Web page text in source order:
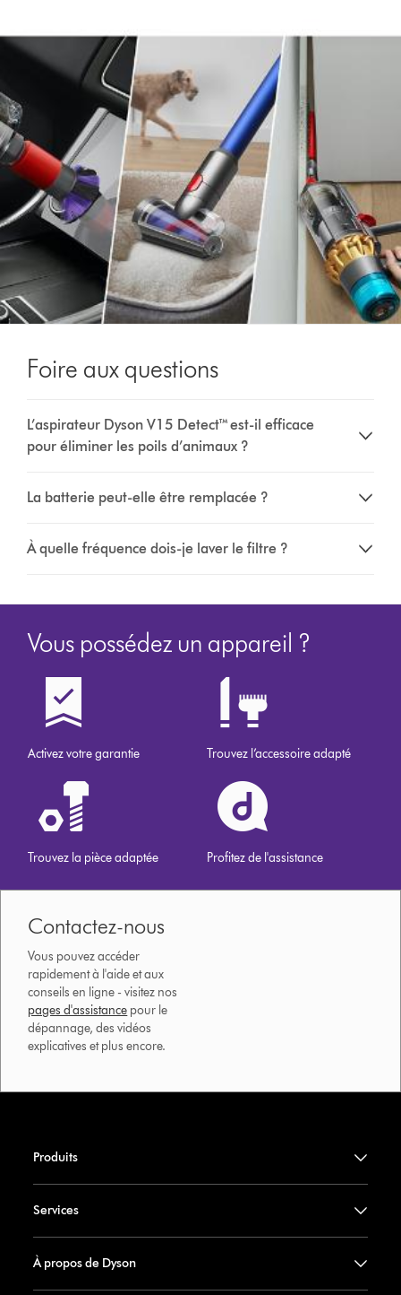
Foire aux questions
L’aspirateur Dyson V15 Detect™ est-il efficace
pour éliminer les poils d’animaux ?
La batterie peut-elle être remplacée ?
À quelle fréquence dois-je laver le filtre ?
Vous possédez un appareil ?
Activez votre garantie Trouvez l’accessoire adapté
Trouvez la pièce adaptée Profitez de l'assistance
Contactez-nous
Vous pouvez accéder
rapidement à l'aide et aux
conseils en ligne - visitez nos
pages d'assistance pour le
dépannage, des vidéos
explicatives et plus encore.
Produits
Services
À propos de Dyson